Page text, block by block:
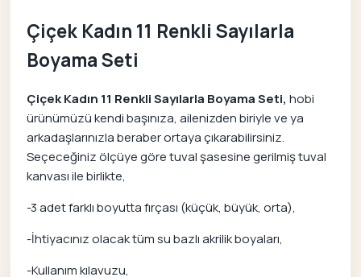
Çiçek Kadın 11 Renkli Sayılarla
Boyama Seti
Çiçek Kadın 11 Renkli Sayılarla Boyama Seti, hobi
ürünümüzü kendi başınıza, ailenizden biriyle ve ya
arkadaşlarınızla beraber ortaya çıkarabilirsiniz.
Seçeceğiniz ölçüye göre tuval şasesine gerilmiş tuval
kanvası ile birlikte,
-3 adet farklı boyutta fırçası (küçük, büyük, orta),
-İhtiyacınız olacak tüm su bazlı akrilik boyaları,
-Kullanım kılavuzu,